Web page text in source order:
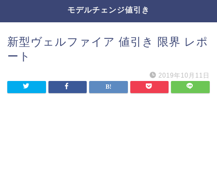
モデルチェンジ値引き
新型ヴェルファイア 値引き 限界 レポ
ート
2019年10月11日